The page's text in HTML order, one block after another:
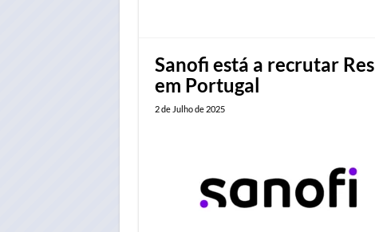
Sanofi está a recrutar
em Portugal
2 de Julho de 2025